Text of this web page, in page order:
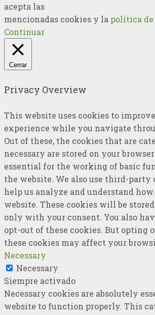
acepta las
mencionadas cookies y la política de
Continuar
Cerrar
Privacy Overview
This website uses cookies to
experience while you navigate
Out of these, the cookies that are
necessary are stored on your
essential for the working of basic
the website. We also use third-party
help us analyze and understand
website. These cookies will be
only with your consent. You also
opt-out of these cookies. But opting
these cookies may affect your
Necessary
Necessary
Siempre activado
Necessary cookies are absolutely
website to function properly. This